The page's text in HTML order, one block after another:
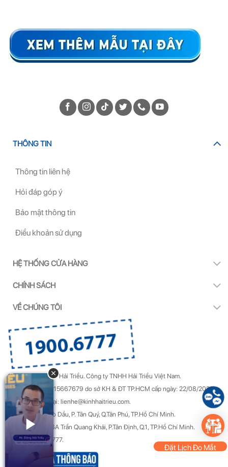
THÔNG TIN
Thông tin liên hệ
Hỏi đáp góp ý
Bảo mật thông tin
Điều khoản sử dụng
HỆ THỐNG CỬA HÀNG
CHÍNH SÁCH
VỀ CHÚNG TÔI
Copyright by Kính Hải Triều. Công ty TNHH Hải Triều Việt Nam.
GPDKKD Số: 0315667679 do sở KH & ĐT TP.HCM cấp ngày: 22/08/2022.
Góp ý & Khiếu nại: lienhe@kinhhaitrieu.com.
Địa chỉ: 50/22 Gò Dầu, P. Tân Quý, Q.Tân Phú, TP.Hồ Chí Minh.
Trụ sở chính: 156A Trần Quang Khải, P.Tân Định, Q.1, TP.Hồ Chí Minh.
Hotline: 1900 6777.
Đặt Lịch Đo Mắt